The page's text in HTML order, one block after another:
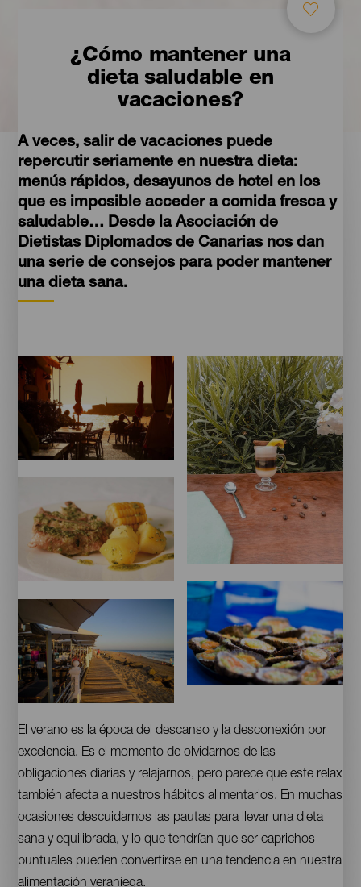
¿Cómo mantener una
dieta saludable en
vacaciones?
A veces, salir de vacaciones puede
repercutir seriamente en nuestra dieta:
menús rápidos, desayunos de hotel en los
que es imposible acceder a comida fresca y
saludable… Desde la Asociación de
Dietistas Diplomados de Canarias nos dan
una serie de consejos para poder mantener
una dieta sana.
Imágenes
Chiringuito
Barraquito
Plato
típico
Chiringuito
Contenido
El verano es la época del descanso y la desconexión por
excelencia. Es el momento de olvidarnos de las
obligaciones diarias y relajarnos, pero parece que este relax
también afecta a nuestros hábitos alimentarios. En muchas
ocasiones descuidamos las pautas para llevar una dieta
sana y equilibrada, y lo que tendrían que ser caprichos
puntuales pueden convertirse en una tendencia en nuestra
alimentación veraniega.